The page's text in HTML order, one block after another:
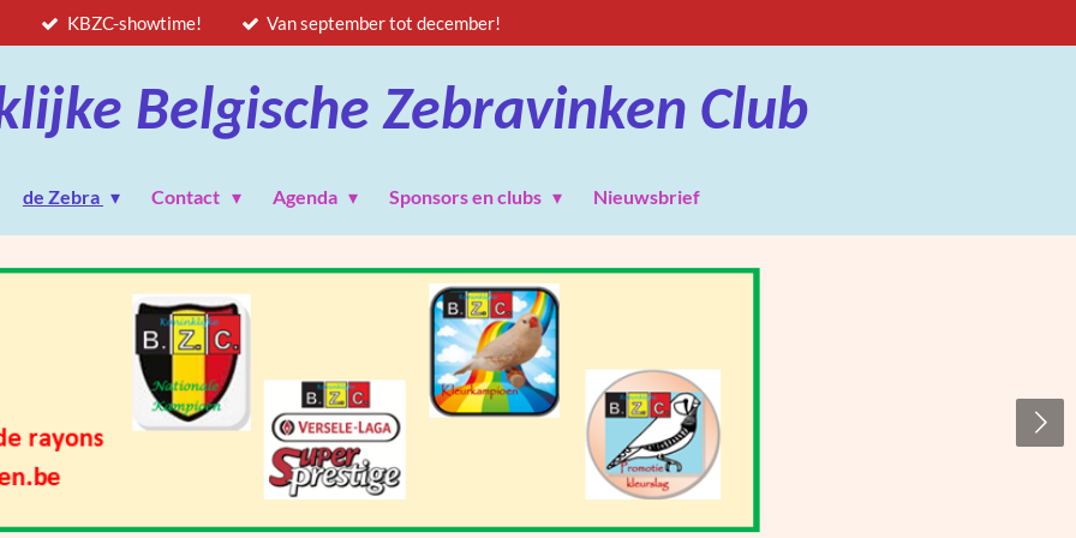
KBZC-showtime! Van september tot december!
Belgische Zebravinken Club
de Zebra Contact Agenda Sponsors en clubs Nieuwsbrief